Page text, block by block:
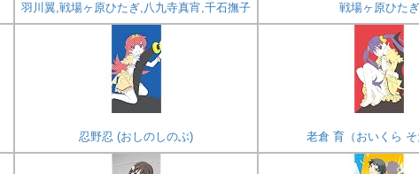
羽川翼,戦場ヶ原ひたぎ,八九寺真宵,千石撫子 戦場ヶ原ひたぎ
忍野忍 (おしのしのぶ) 老倉 育（おいくら そ